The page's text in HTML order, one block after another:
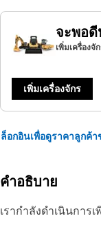
จะพอดี
เพิ่มเครื่อง
เพิ่มเครื่องจักร
ล็อกอินเพื่อดูราคาลูกค้
คำอธิบาย
เรากำลังดำเนินกา